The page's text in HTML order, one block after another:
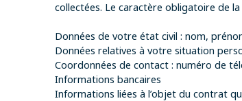
collectées. Le caractère obligatoire de
Données de votre état civil : nom,
Données relatives à votre situation
Coordonnées de contact : numéro de
Informations bancaires
Informations liées à l’objet du contrat